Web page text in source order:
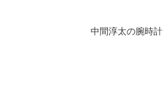
中間淳太の腕時計